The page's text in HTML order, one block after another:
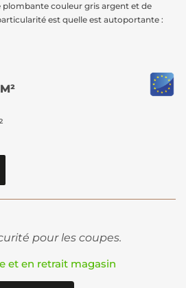
couleur gris argent et de
est quelle est autoportante :
pour les coupes.
et en retrait magasin